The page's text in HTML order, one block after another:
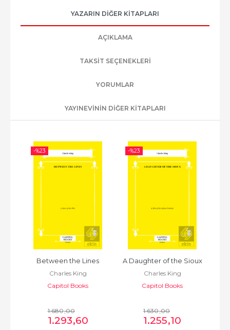
YAZARIN DIĞER KITAPLARI
AÇIKLAMA
TAKSIT SEÇENEKLERI
YORUMLAR
YAYINEVININ DIĞER KITAPLARI
-%23
Between the Lines
Charles King
Capitol Books
1.680,00
1.293,60
-%23
A Daughter of the Sioux
Charles King
Capitol Books
1.630,00
1.255,10